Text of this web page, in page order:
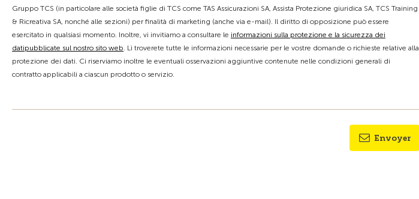
Gruppo TCS (in particolare alle società figlie di TCS come TAS Assicurazioni SA, Assista Protezione giuridica SA, TCS Training
& Ricreativa SA, nonché alle sezioni) per finalità di marketing (anche via e-mail). Il diritto di opposizione può essere
esercitato in qualsiasi momento. Inoltre, vi invitiamo a consultare le informazioni sulla protezione e la sicurezza dei
datipubblicate sul nostro sito web. Lì troverete tutte le informazioni necessarie per le vostre domande o richieste relative alla
protezione dei dati. Ci riserviamo inoltre le eventuali osservazioni aggiuntive contenute nelle condizioni generali di
contratto applicabili a ciascun prodotto o servizio.
Envoyer